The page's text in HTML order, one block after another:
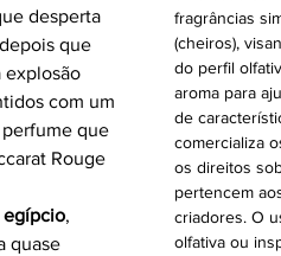
desperta
que
explosão
com um
que
Rouge
egípcio,
quase
fragrâncias
(cheiros),
do perfil
aroma para
de
comercializa
os direitos
pertencem
criadores. O
olfativa ou